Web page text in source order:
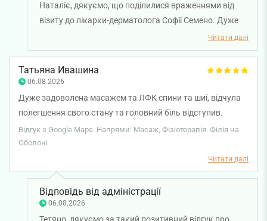
Наталіє, дякуємо, що поділилися враженнями від
візиту до лікарки-дерматолога Софії Семено. Дуже
професіоналізм, а також привітність нашого
адміністратора. Бажаємо вам міцного здоров’я!
Читати далі
Татьяна Ивашина
06.08.2026
Дуже задоволена масажем та ЛФК спини та шиї, відчула
полегшення свого стану та головний біль відступив.
Петриковець Ян Вадимович досвідчений лікар-
реабілітолог, який професійно та зі знанням свого діла
проводить масаж та лікувальну гімнастику та дуже
уважно ставиться до пацієнтів. Дякую та рекомендуємо
його послуги тим, хто страждає головними болями,
спричиненими спазмами мʼязів шийної-плечового відділу
хребта.
Відгук з Google Maps. Напрями: Масаж, Фізіотерапія. Філія на
Оболоні
Читати далі
Відповідь від адміністрації
06.08.2026